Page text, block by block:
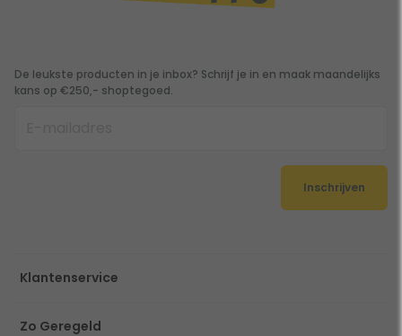
De leukste producten in je inbox? Schrijf je in en maak maandelijks
kans op €250,- shoptegoed.
Inschrijven
Klantenservice
Zo Geregeld